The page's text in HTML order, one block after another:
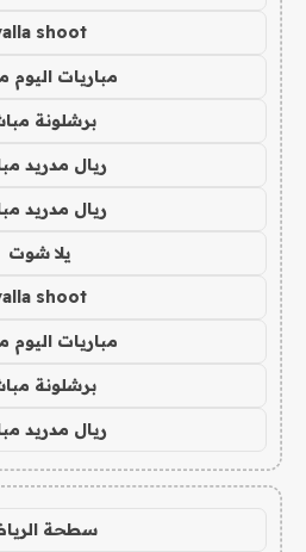
shoot
مباريات اليوم
برشلونة
ريال مدريد
ريال مدريد
يلا شوت
shoot
مباريات اليوم
برشلونة
ريال مدريد
سطحة